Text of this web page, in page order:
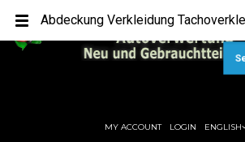
MY ACCOUNT LOGIN ENGLISH